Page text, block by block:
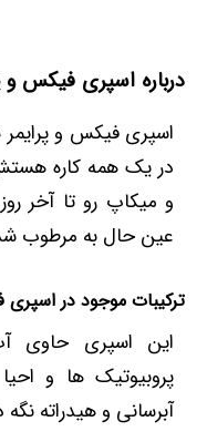
درباره اسپری فیکس و
اسپری فیکس و
در یک همه کاره
و میکاپ رو تا آخر
عین حال به مرطوب
ترکیبات موجود در
این اسپری حاوی
پروبیوتیک ها و
آبرسانی و هیدراته